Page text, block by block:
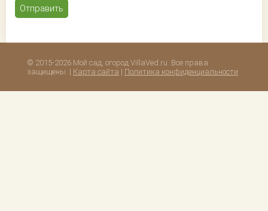
© 2015-2026 Мой сад, огород VillaVed.ru. Все права
защищены. | Карта сайта | Политика конфиденциальности